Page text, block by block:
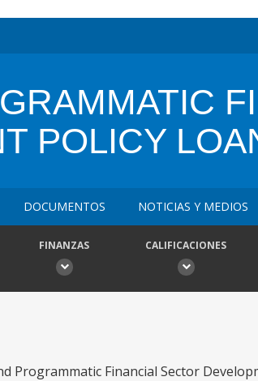
POLICY
DOCUMENTOS NOTICIAS Y MEDIOS
FINANZAS CALIFICACIONES
Programmatic Financial Sector